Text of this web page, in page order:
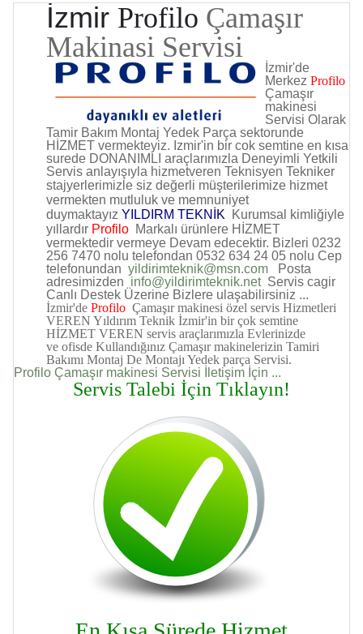
İzmir Profilo Çamaşır
Makinasi Servisi
İzmir'de
Merkez Profilo
Çamaşır
makinesi
Servisi Olarak
Tamir Bakım Montaj Yedek Parça sektorunde
HİZMET vermekteyiz. Izmir'in bir cok semtine en kısa
surede DONANIMLI araçlarımızla Deneyimli Yetkili
Servis anlayışıyla hizmetveren Teknisyen Tekniker
stajyerlerimizle siz değerli müşterilerimize hizmet
vermekten mutluluk ve memnuniyet
duymaktayız YILDIRM TEKNİK Kurumsal kimliğiyle
yıllardır Profilo Markalı ürünlere HİZMET
vermektedir vermeye Devam edecektir. Bizleri 0232
256 7470 nolu telefondan 0532 634 24 05 nolu Cep
telefonundan yildirimteknik@msn.com Posta
adresimizden info@yildirimteknik.netServis cagir
Canlı Destek Üzerine Bizlere ulaşabilirsiniz ...
İzmir'de Profilo Çamaşır makinesi özel servis Hizmetleri
VEREN Yıldırım Teknik İzmir'in bir çok semtine
HİZMET VEREN servis araçlarımızla Evlerinizde
ve ofisde Kullandığınız Çamaşır makinelerizin Tamiri
Bakımı Montaj De Montajı Yedek parça Servisi.
Profilo Çamaşır makinesi Servisi İletişim İçin ...
Servis Talebi İçin Tıklayın!